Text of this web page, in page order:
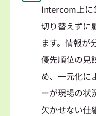
Intercom上に
切り替えずに
ます。情報が
優先順位の見
め、一元化に
ーが現場の状
欠かせない仕